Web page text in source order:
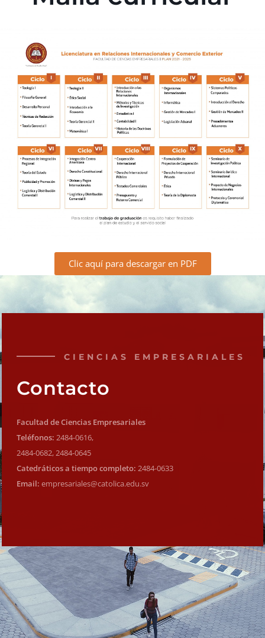
Clic aquí para descargar en PDF
CIENCIAS EMPRESARIALES
Contacto
Facultad de Ciencias Empresariales
Teléfonos: 2484-0616,
2484-0682, 2484-0645
Catedráticos a tiempo completo: 2484-0633
Email: empresariales@catolica.edu.sv